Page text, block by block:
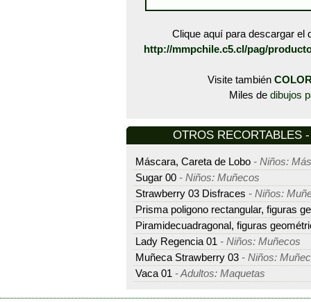
Clique aquí para descargar el
http://mmpchile.c5.cl/pag/
Visite también
Miles de dibujos
OTROS RECORTABLES
Máscara, Careta de Lobo - Niños:
Sugar 00 - Niños: Muñecos
Strawberry 03 Disfraces - Niños:
Prisma poligono rectangular, figuras
Piramidecuadragonal, figuras
Lady Regencia 01 - Niños: Muñecos
Muñeca Strawberry 03 - Niños:
Vaca 01 - Adultos: Maquetas